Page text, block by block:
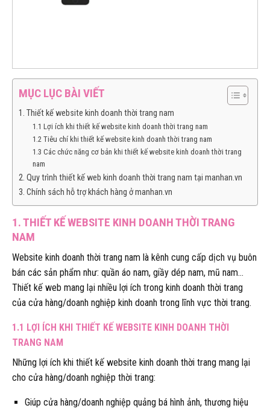
MỤC LỤC BÀI VIẾT
1. Thiết kế website kinh doanh thời trang nam
1.1 Lợi ích khi thiết kế website kinh doanh thời trang nam
1.2 Tiêu chí khi thiết kế website kinh doanh thời trang nam
1.3 Các chức năng cơ bản khi thiết kế website kinh doanh thời trang
nam
2. Quy trình thiết kế web kinh doanh thời trang nam tại manhan.vn
3. Chính sách hỗ trợ khách hàng ở manhan.vn
1. THIẾT KẾ WEBSITE KINH DOANH THỜI TRANG
NAM
Website kinh doanh thời trang nam là kênh cung cấp dịch vụ buôn
bán các sản phẩm như: quần áo nam, giầy dép nam, mũ nam…
Thiết kế web mang lại nhiều lợi ích trong kinh doanh thời trang
của cửa hàng/doanh nghiệp kinh doanh trong lĩnh vực thời trang.
1.1 LỢI ÍCH KHI THIẾT KẾ WEBSITE KINH DOANH THỜI
TRANG NAM
Những lợi ích khi thiết kế website kinh doanh thời trang mang lại
cho cửa hàng/doanh nghiệp thời trang:
Giúp cửa hàng/doanh nghiệp quảng bá hình ảnh, thương hiệu